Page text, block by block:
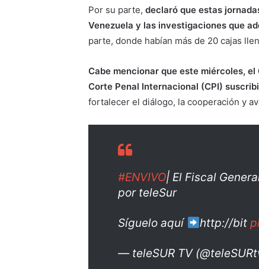
Por su parte,declaró que estas
Venezuela y las investigaciones que
parte, donde habían más de 20 cajas
Cabe mencionar que este miércoles,
Corte Penal Internacional (CPI)
fortalecer el diálogo, la cooperación y
#ENVIVO| El Fiscal
por teleSur
Síguelo aquí http://bit
— teleSUR TV